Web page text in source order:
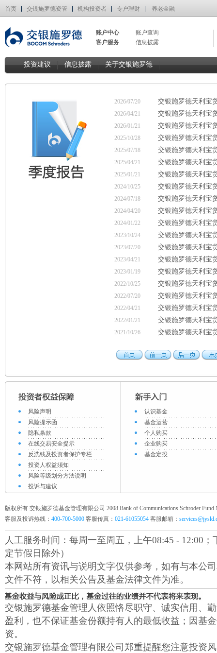
首页 交银施罗德资管 机构投资者 专户理财 养老金融
账户中心
账户查询
客户服务
信息披露
投资建议 信息披露 关于交银施罗德
2026/07/20 交银施罗德天利宝
2026/04/21 交银施罗德天利宝
2026/01/21 交银施罗德天利宝
2025/10/28 交银施罗德天利宝
2025/07/18 交银施罗德天利宝
2025/04/21 交银施罗德天利宝
2025/01/21 交银施罗德天利宝
2024/10/25 交银施罗德天利宝
2024/07/18 交银施罗德天利宝
2024/04/20 交银施罗德天利宝
2024/01/22 交银施罗德天利宝
2023/10/24 交银施罗德天利宝
2023/07/20 交银施罗德天利宝
2023/04/21 交银施罗德天利宝
2023/01/19 交银施罗德天利宝
2022/10/25 交银施罗德天利宝
2022/07/20 交银施罗德天利宝
2022/04/21 交银施罗德天利宝
2022/01/21 交银施罗德天利宝
2021/10/26 交银施罗德天利宝
风险声明
风险提示函
隐私条款
在线交易安全提示
反洗钱及投资者保护专栏
投资人权益须知
风险等级划分方法说明
投诉与建议
认识基金
基金运营
个人购买
企业购买
基金定投
版权所有 交银施罗德基金管理有限公司 2008 Bank of Communications Schroder Fund
客服及投诉热线： 400-700-5000 客服传真： 021-61055054 客服邮箱：
人工服务时间：每周一至周五，上午08:45 - 12:00；
定节假日除外）
本网站所有资讯与说明文字仅供参考，如有与本公
文件不符，以相关公告及基金法律文件为准。
交银施罗德基金管理人依照恪尽职守、诚实信用、
盈利，也不保证基金份额持有人的最低收益；因基
资。
交银施罗德基金管理有限公司郑重提醒您注意投资